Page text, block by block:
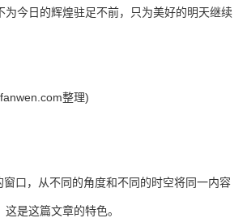
为今日的辉煌驻足不前，只为美好的明天继续
整理)
，从不同的角度和不同的时空将同一内容
是这篇文章的特色。